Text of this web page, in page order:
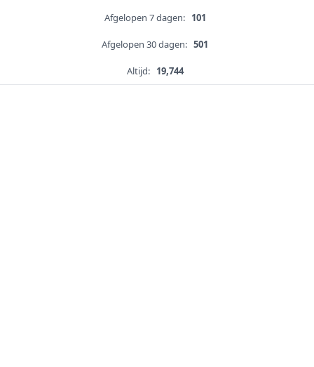
Afgelopen 7 dagen: 101
Afgelopen 30 dagen: 501
Altijd: 19,744